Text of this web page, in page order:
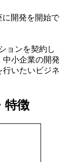
に開発を開始で
ョンを契約し
中小企業の開発
行いたいビジネ
特徴